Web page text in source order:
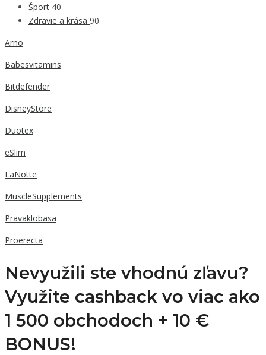
Šport 40
Zdravie a krása 90
Arno
Babesvitamins
Bitdefender
DisneyStore
Duotex
eSlim
LaNotte
MuscleSupplements
Pravaklobasa
Proerecta
Nevyužili ste vhodnú zľavu?
Využite cashback vo viac ako
1 500 obchodoch + 10 €
BONUS!